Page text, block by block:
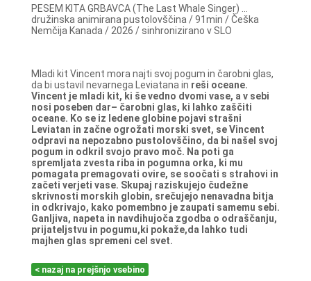
PESEM KITA GRBAVCA (The Last Whale Singer) ...
družinska animirana pustolovščina / 91min / Češka
Nemčija Kanada / 2026 / sinhronizirano v SLO
Mladi kit Vincent mora najti svoj pogum in čarobni glas,
da bi ustavil nevarnega Leviatana in reši oceane.
Vincent je mladi kit, ki še vedno dvomi vase, a v sebi
nosi poseben dar– čarobni glas, ki lahko zaščiti
oceane. Ko se iz ledene globine pojavi strašni
Leviatan in začne ogrožati morski svet, se Vincent
odpravi na nepozabno pustolovščino, da bi našel svoj
pogum in odkril svojo pravo moč. Na poti ga
spremljata zvesta riba in pogumna orka, ki mu
pomagatapremagovati ovire, se soočati s strahovi in
začeti verjeti vase. Skupaj raziskujejo čudežne
skrivnosti morskih globin, srečujejo nenavadna bitja
in odkrivajo, kako pomembno jezaupati samemu sebi.
Ganljiva, napeta in navdihujoča zgodba o odraščanju,
prijateljstvu in pogumu,ki pokaže,da lahko tudi
majhen glas spremeni cel svet.
< nazaj na prejšnjo vsebino